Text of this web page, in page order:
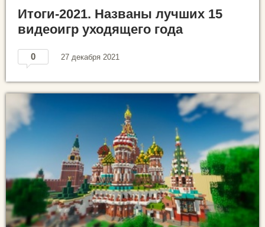
Итоги-2021. Названы лучших 15
видеоигр уходящего года
0 27 декабря 2021